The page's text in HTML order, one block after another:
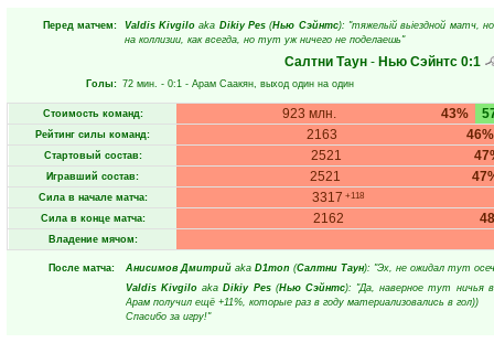
Перед матчем: Valdis Kivgilo aka Dikiy Pes (Нью Сэйнтс): "тяжельій вьіездной матч,
на коллизии, как всегда, но тут уж ничего не поделаешь"
Салтни Таун - Нью Сэйнтс 0:1
Голы: 72 мин. - 0:1 - Арам Саакян, выход один на один
Стоимость команд: 43%
923 млн.
Рейтинг силы команд: 46%
2163
Стартовый состав: 2521
Игравший состав: 2521
Сила в начале матча: 3317 +118
Сила в конце матча: 2162
Владение мячом:
После матча: Анисимов Дмитрий aka D1mon (Салтни Таун): "Эх, не ожидал тут
Valdis Kivgilo aka Dikiy Pes (Нью Сэйнтс): "Да, наверное тут ничья
Арам получил ещё +11%, которые раз в году материализовались в гол))
Спасибо за игру!"